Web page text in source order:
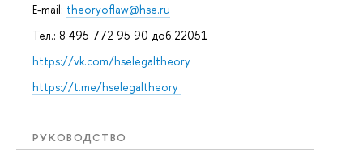
E-mail: theoryoflaw@hse.ru
Тел.: 8 495 772 95 90 доб.22051
https://vk.com/hselegaltheory
https://t.me/hselegaltheory
РУКОВОДСТВО